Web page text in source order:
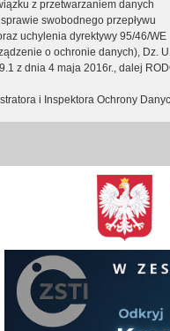
z przetwarzaniem danych
swobodnego przepływu
uchylenia dyrektywy 95/46/WE
o ochronie danych), Dz.
z dnia 4 maja 2016r., dalej
i Inspektora Ochrony